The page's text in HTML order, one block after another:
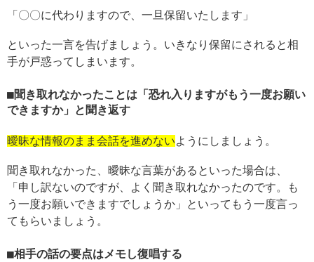
「〇〇に代わりますので、一旦保留いたします」
といった一言を告げましょう。いきなり保留にされると相
手が戸惑ってしまいます。
聞き取れなかったことは「恐れ入りますがもう一度お願い
できますか」と聞き返す
曖昧な情報のまま会話を進めないようにしましょう。
聞き取れなかった、曖昧な言葉があるといった場合は、
「申し訳ないのですが、よく聞き取れなかったのです。も
う一度お願いできますでしょうか」といってもう一度言っ
てもらいましょう。
相手の話の要点はメモし復唱する